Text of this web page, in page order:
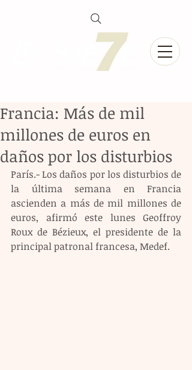
Francia: Más de mil
millones de euros en
daños por los disturbios
París.- Los daños por los disturbios de
la última semana en Francia
ascienden a más de mil millones de
euros, afirmó este lunes Geoffroy
Roux de Bézieux, el presidente de la
principal patronal francesa, Medef.